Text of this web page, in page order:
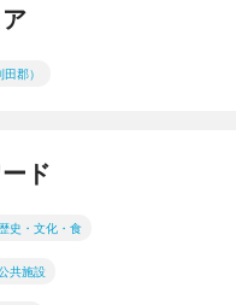
郡）
ド
史・文化・食
共施設